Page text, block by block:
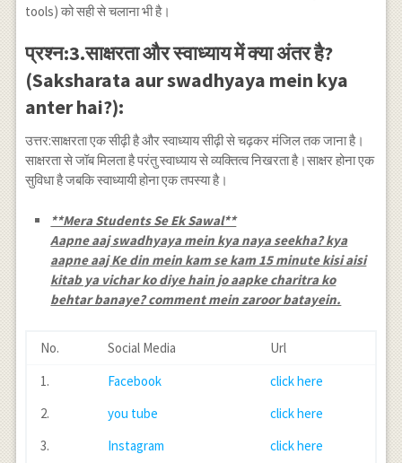
tools) को सही से चलाना भी है।
प्रश्न:3.साक्षरता और स्वाध्याय में क्या अंतर है?
(Saksharata aur swadhyaya mein kya
anter hai?):
उत्तर:साक्षरता एक सीढ़ी है और स्वाध्याय सीढ़ी से चढ़कर मंजिल तक जाना है।
साक्षरता से जॉब मिलता है परंतु स्वाध्याय से व्यक्तित्व निखरता है।साक्षर होना एक
सुविधा है जबकि स्वाध्यायी होना एक तपस्या है।
**Mera Students Se Ek Sawal**
Aapne aaj swadhyaya mein kya naya seekha? kya
aapne aaj Ke din mein kam se kam 15 minute kisi aisi
kitab ya vichar ko diye hain jo aapke charitra ko
behtar banaye? comment mein zaroor batayein.
No. Social Media
Url
1.
Facebook
click here
2.
you tube
click here
3.
Instagram
click here